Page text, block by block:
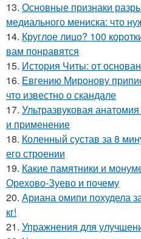
13. Основные признаки
медиального мениска: что
14. Круглое лицо? 100
вам понравятся
15. История Читы: от
16. Евгению Миронову
что известно о скандале
17. Ультразвуковая
и применение
18. Коленный сустав за 8
его строении
19. Какие памятники и
Орехово-Зуево и почему
20. Ариана омипи похудела
кг!
21. Упражнения для